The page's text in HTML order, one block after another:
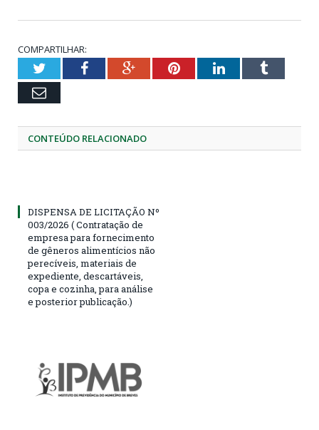
COMPARTILHAR:
TwitterFacebookGoogle+PinterestLinkedInTumblr
Email
CONTEÚDO RELACIONADO
DISPENSA DE LICITAÇÃO Nº
003/2026 ( Contratação de
empresa para fornecimento
de gêneros alimentícios não
perecíveis, materiais de
expediente, descartáveis,
copa e cozinha, para análise
e posterior publicação.)